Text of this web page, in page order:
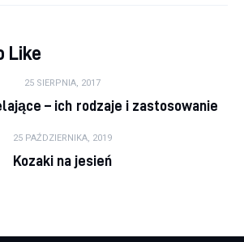
Like
25 SIERPNIA, 2017
– ich rodzaje i zastosowanie
25 PAŹDZIERNIKA, 2019
Kozaki na jesień